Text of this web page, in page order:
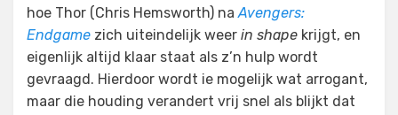
hoe Thor (Chris Hemsworth) naAvengers:
Endgame zich uiteindelijk weer in shape krijgt, en
eigenlijk altijd klaar staat als z’n hulp wordt
gevraagd. Hierdoor wordt ie mogelijk wat arrogant,
maar die houding verandert vrij snel als blijkt dat